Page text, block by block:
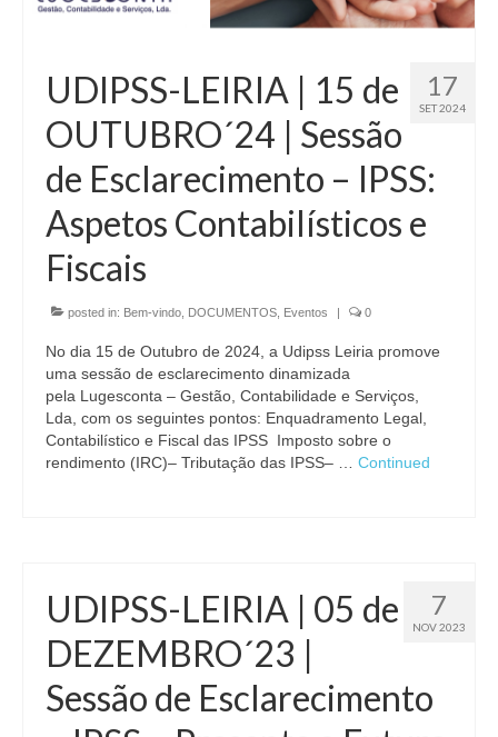
Inquérito Necessidades de Formação
PROTOCOLOS
ROTASS
CONTACTOS
17
SET 2024
UDIPSS-LEIRIA | 15 de
OUTUBRO´24 | Sessão
de Esclarecimento – IPSS:
Aspetos Contabilísticos e
Fiscais
posted in: Bem-vindo DOCUMENTOS Eventos | 0
No dia 15 de Outubro de 2024, a Udipss Leiria promove
uma sessão de esclarecimento dinamizada
pela Lugesconta – Gestão, Contabilidade e Serviços,
Lda, com os seguintes pontos: Enquadramento Legal,
Contabilístico e Fiscal das IPSS Imposto sobre o
rendimento (IRC)– Tributação das IPSS– … Continued
7
NOV 2023
UDIPSS-LEIRIA | 05 de
DEZEMBRO´23 |
Sessão de Esclarecimento